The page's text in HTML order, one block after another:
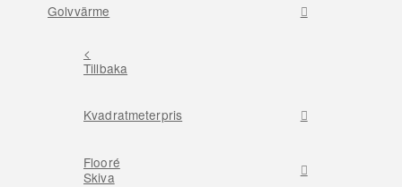
Golvvärme
<
Tillbaka
Kvadratmeterpris
Flooré
Skiva